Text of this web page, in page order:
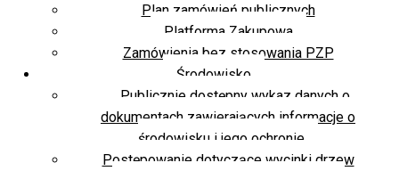
Plan zamówień publicznych
Platforma Zakupowa
Zamówienia bez stosowania PZP
Środowisko
Publicznie dostępny wykaz danych o
dokumentach zawierających informacje o
środowisku i jego ochronie
Postępowanie dotyczące wycinki drzew